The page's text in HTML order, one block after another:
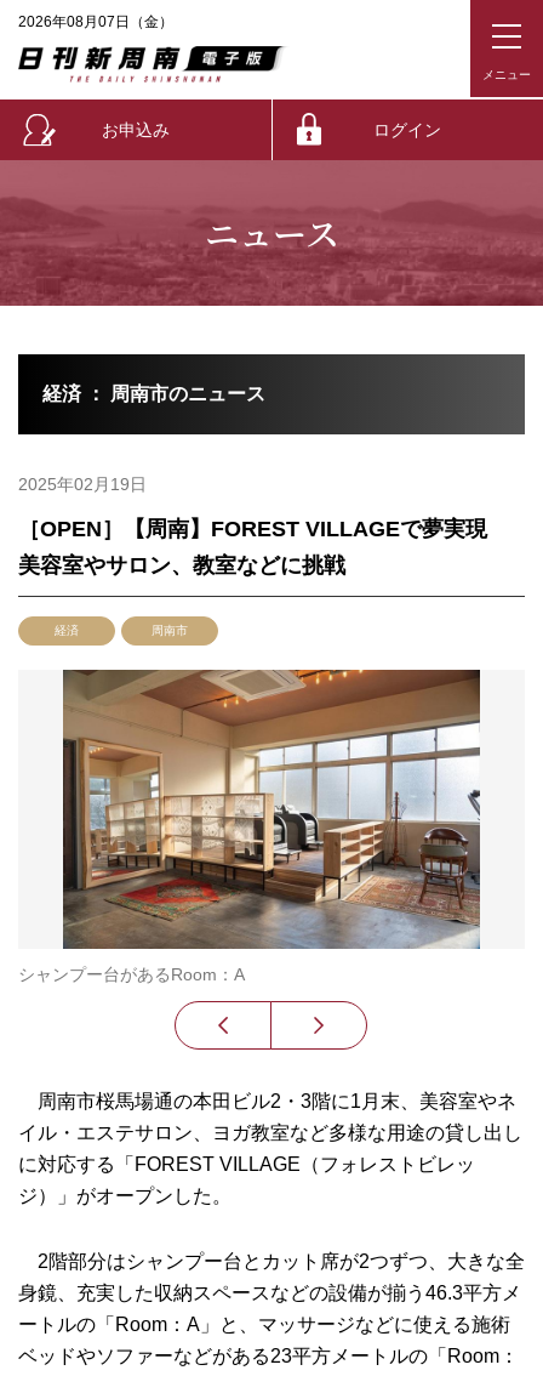
2026年08月07日（金）
お申込み ログイン
ニュース
経済 ： 周南市のニュース
2025年02月19日
［OPEN］【周南】FOREST VILLAGEで夢実現
美容室やサロン、教室などに挑戦
経済 周南市
シャンプー台があるRoom：A
周南市桜馬場通の本田ビル2・3階に1月末、美容室やネ
イル・エステサロン、ヨガ教室など多様な用途の貸し出し
に対応する「FOREST VILLAGE（フォレストビレッ
ジ）」がオープンした。
2階部分はシャンプー台とカット席が2つずつ、大きな全
身鏡、充実した収納スペースなどの設備が揃う46.3平方メ
ートルの「Room：A」と、マッサージなどに使える施術
ベッドやソファーなどがある23平方メートルの「Room：